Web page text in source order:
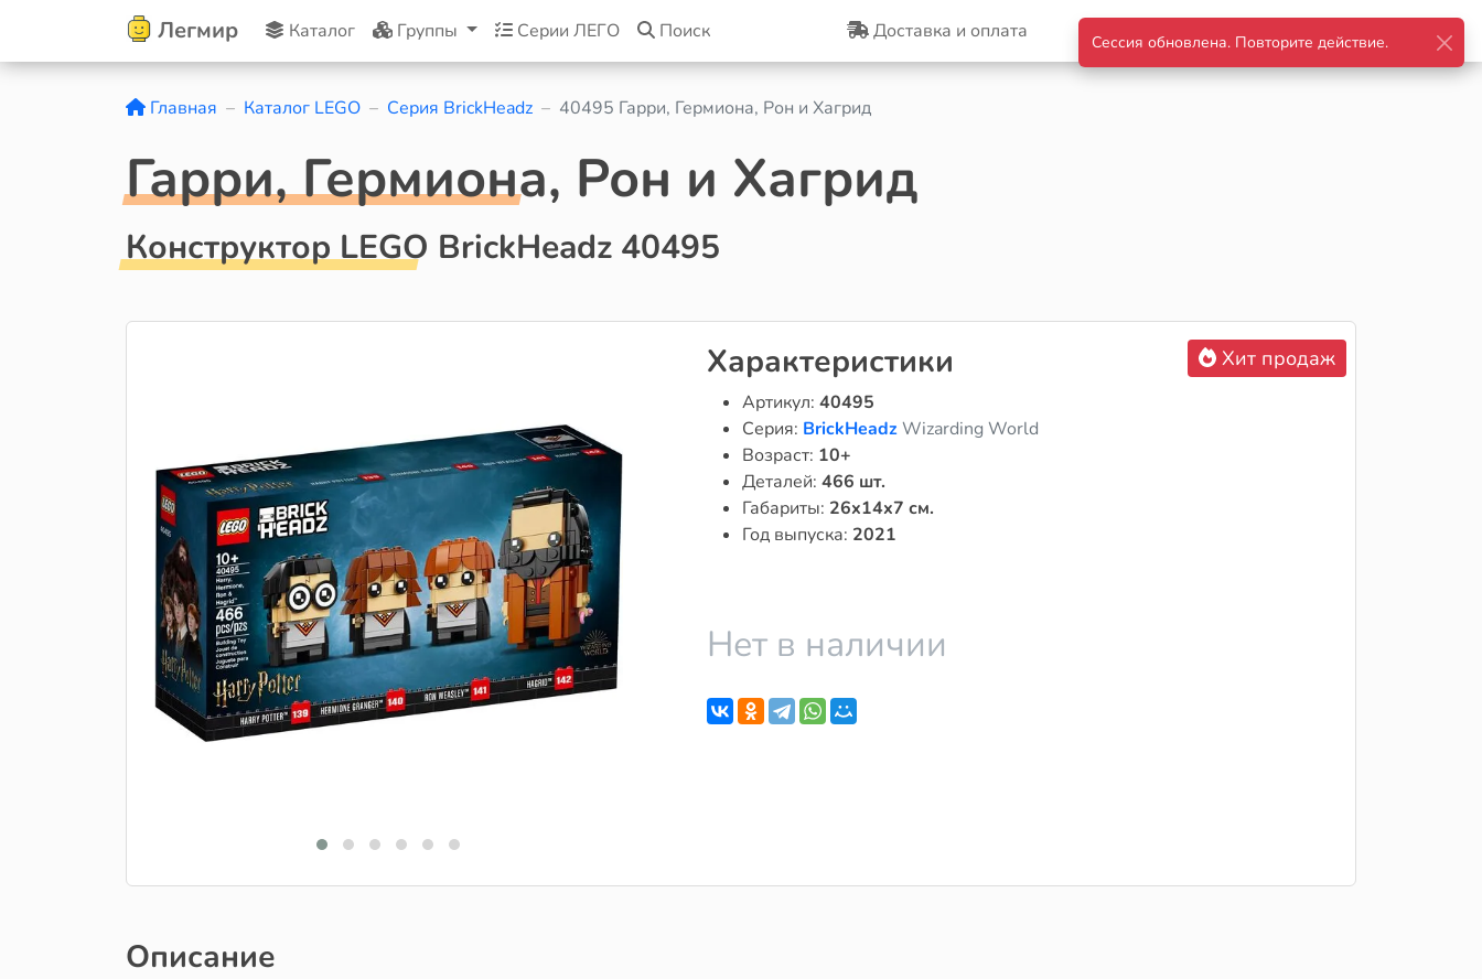
Легмир Каталог Группы Серии ЛЕГО Поиск Доставка и оплата Корзина Войти
Главная Каталог LEGO Серия BrickHeadz 40495 Гарри, Гермиона, Рон и Хагрид
Гарри, Гермиона, Рон и Хагрид
Конструктор LEGO BrickHeadz 40495
Хит продаж
Характеристики
Артикул: 40495
Серия: BrickHeadzWizarding World
Возраст: 10+
Деталей: 466 шт.
Габариты: 26x14x7 см.
Год выпуска: 2021
Нет в наличии
Описание